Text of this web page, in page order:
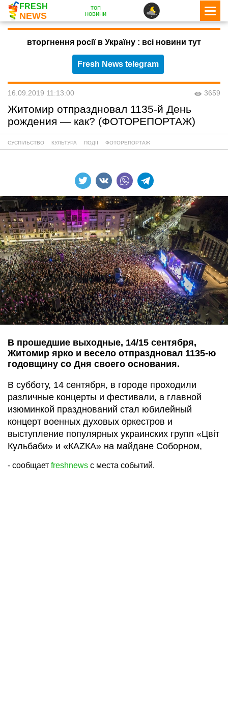
FRESH
NEWS
топ
новини
вторгнення росії в Україну : всі новини тут
Fresh News telegram
16.09.2019 11:13:00 3659
Житомир отпраздновал 1135-й День
рождения — как? (ФОТОРЕПОРТАЖ)
СУСПІЛЬСТВО КУЛЬТУРА ПОДІЇ ФОТОРЕПОРТАЖ
В прошедшие выходные, 14/15 сентября,
Житомир ярко и весело отпраздновал 1135-ю
годовщину со Дня своего основания.
В субботу, 14 сентября, в городе проходили
различные концерты и фестивали, а главной
изюминкой празднований стал юбилейный
концерт военных духовых оркестров и
выступление популярных украинских групп «Цвіт
Кульбаби» и «КАZКА» на майдане Соборном,
- сообщает freshnews c места событий.